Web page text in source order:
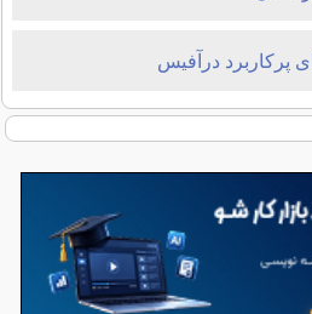
پرکاربرد درآفیس